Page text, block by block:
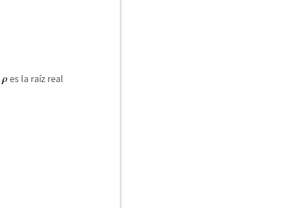
ρ es la raíz real